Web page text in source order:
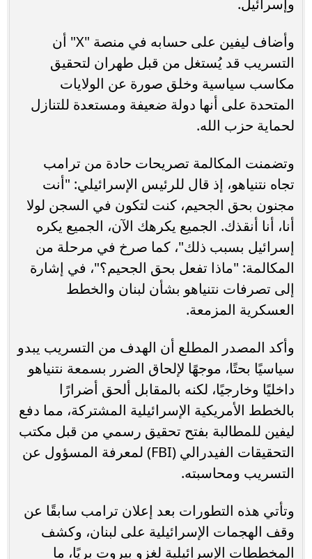
وإسرائيل.
وأضاف ليفين على حسابه في منصة "X" أن
التسريب قد يُستغل من قبل طهران لتحقيق
مكاسب سياسية وخلق صورة عن الولايات
المتحدة على أنها دولة ضعيفة ومستعدة للتنازل
لحماية حزب الله.
وتضمنت المكالمة تصريحات حادة من ترامب
تجاه نتنياهو، إذ قال للرئيس الإسرائيلي: "أنت
مجنون بحق الجحيم، كنت لتكون في السجن لولا
أنا، أنا أنقذك. الجميع يكرهك الآن، الجميع يكره
إسرائيل بسبب ذلك"، كما صرخ في مرحلة من
المكالمة: "ماذا تفعل بحق الجحيم؟"، في إشارة
إلى تصرفات نتنياهو بشأن لبنان والخطط
العسكرية المزمعة.
وأكد المصدر المطلع أن الهدف من التسريب يبدو
سياسيًا بحتًا، موجهًا لإلحاق الضرر بسمعة نتنياهو
داخليًا وخارجيًا، لكنه بالمقابل ألحق أضرارًا
بالخطط الأمريكية الإسرائيلية المشتركة، مما دفع
ليفين للمطالبة بفتح تحقيق رسمي من قبل مكتب
التحقيقات الفيدرالي (FBI) لمعرفة المسؤول عن
التسريب ومحاسبته.
وتأتي هذه التطورات بعد إعلان ترامب سابقًا عن
وقف الهجمات الإسرائيلية على لبنان، وكشف
المخططات الإسرائيلية لغزو بيروت بريًا، ما